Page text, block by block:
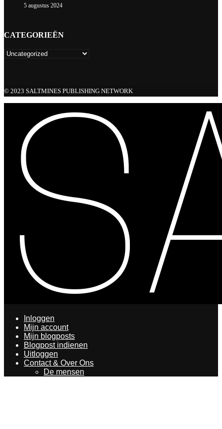
5 augustus 2024
CATEGORIEËN
© 2023 SALTMINES PUBLISHING NETWORK
Inloggen
Mijn account
Mijn blogposts
Blogpost indienen
Uitloggen
Contact & Over Ons
De mensen